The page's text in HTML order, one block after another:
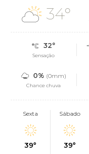
34°
32°
Sensação
0% (0mm)
Chance chuva
Sexta
39°
Sábado
39°